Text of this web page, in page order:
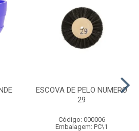
ESCOVA DE PELO NUMERO
29
Código: 000006
Embalagem: PC\1